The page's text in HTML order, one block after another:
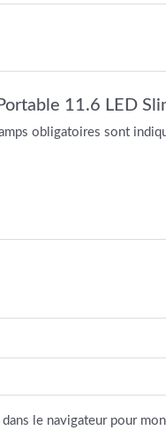
11.6 LED
obligatoires sont
le navigateur pour